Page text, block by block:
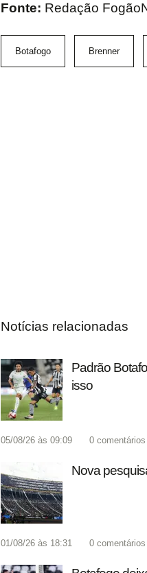
Fonte: Redação
Botafogo Brenner
Notícias relacionadas
Padrão
isso
05/08/26 às 09:09 0 comentários
Nova
01/08/26 às 18:31 0 comentários